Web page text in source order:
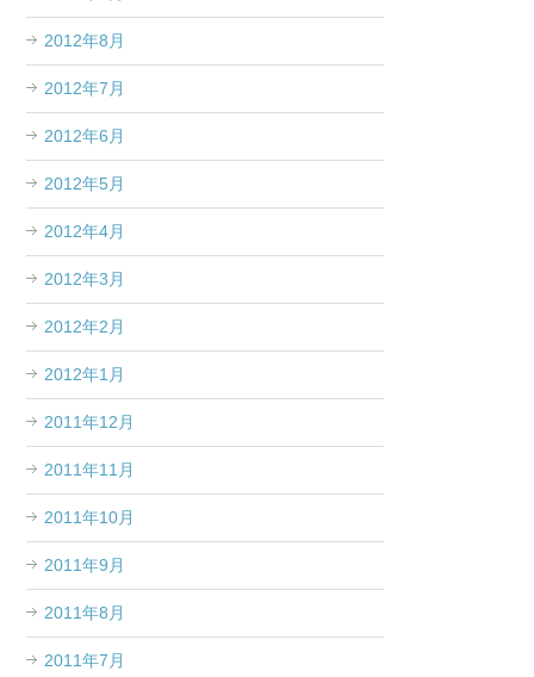
2012年8月
2012年7月
2012年6月
2012年5月
2012年4月
2012年3月
2012年2月
2012年1月
2011年12月
2011年11月
2011年10月
2011年9月
2011年8月
2011年7月